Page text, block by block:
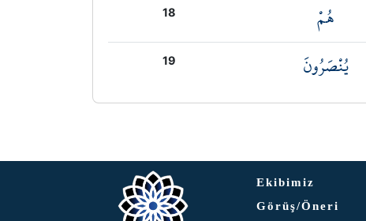
18 هُمْ
19 يُنْصَرُونَ
Ekibimiz
Görüş/Öneri